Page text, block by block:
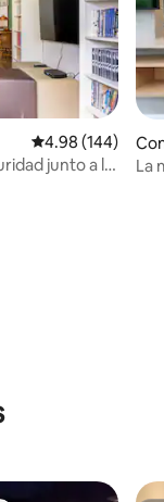
Calificación
4.98 (144)
junto a la
La